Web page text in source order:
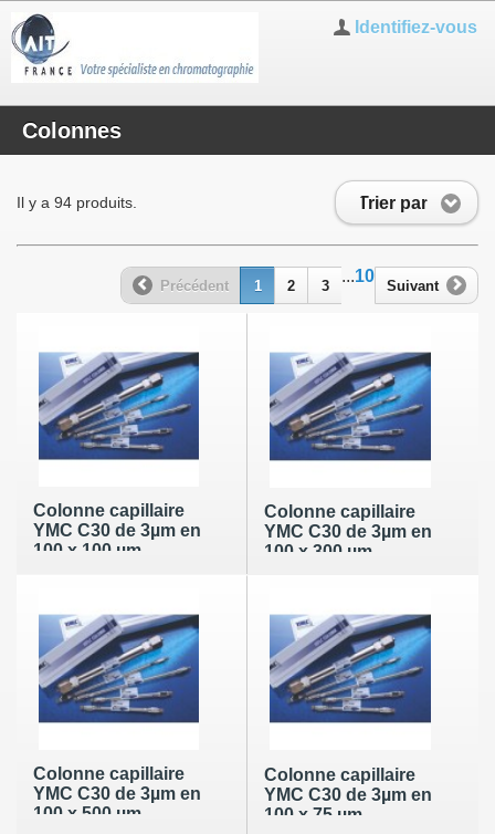
Identifiez-vous
Colonnes
Trier par
Il y a 94 produits.
Précédent 1 2 3
...10
Suivant
Colonne capillaire
YMC C30 de 3µm en
100 x 100 µm
Colonne capillaire
YMC C30 de 3µm en
100 x 300 µm
Colonne capillaire
YMC C30 de 3µm en
100 x 500 µm
Colonne capillaire
YMC C30 de 3µm en
100 x 75 µm